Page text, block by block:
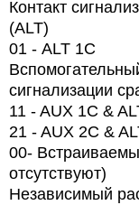
Контакт
(ALT)
01 - ALT 1C
сигнализации
11 - AUX 1C &
21 - AUX 2C &
00-
отсутствуют)
Независимый